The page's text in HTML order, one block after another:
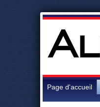
Page d'accueil